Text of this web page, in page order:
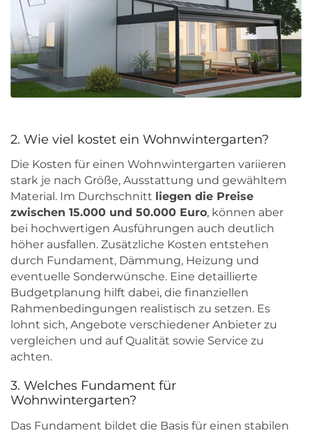
2. Wie viel kostet ein Wohnwintergarten?
Die Kosten für einen Wohnwintergarten variieren
stark je nach Größe, Ausstattung und gewähltem
Material. Im Durchschnitt liegen die Preise
zwischen 15.000 und 50.000 Euro, können aber
bei hochwertigen Ausführungen auch deutlich
höher ausfallen. Zusätzliche Kosten entstehen
durch Fundament, Dämmung, Heizung und
eventuelle Sonderwünsche. Eine detaillierte
Budgetplanung hilft dabei, die finanziellen
Rahmenbedingungen realistisch zu setzen. Es
lohnt sich, Angebote verschiedener Anbieter zu
vergleichen und auf Qualität sowie Service zu
achten.
3. Welches Fundament für
Wohnwintergarten?
Das Fundament bildet die Basis für einen stabilen